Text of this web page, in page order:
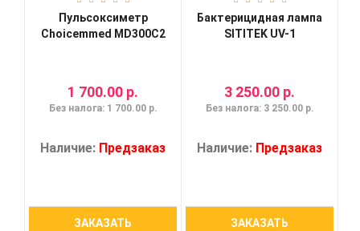
Пульсоксиметр
Choicemmed MD300C2
1 700.00 р.
Без налога: 1 700.00 р.
Наличие: Предзаказ
ЗАКАЗАТЬ
Бактерицидная лампа
SITITEK UV-1
3 250.00 р.
Без налога: 3 250.00 р.
Наличие: Предзаказ
ЗАКАЗАТЬ